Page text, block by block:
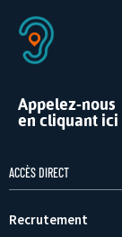
Appelez-nous
en cliquant ici
ACCÈS DIRECT
Recrutement